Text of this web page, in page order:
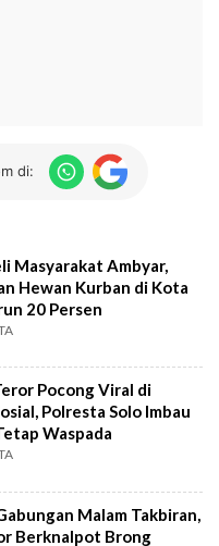
di:
Masyarakat Ambyar,
Hewan Kurban di Kota
20 Persen
Pocong Viral di
Polresta Solo Imbau
Waspada
Malam Takbiran,
Berknalpot Brong